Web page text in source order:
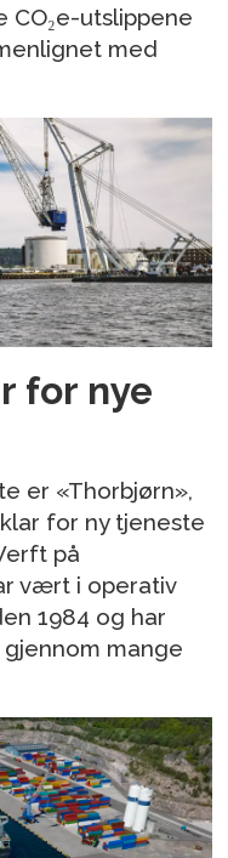
CO₂e-utslippene
med
for nye
er «Thorbjørn»,
for ny tjeneste
på
vært i operativ
1984 og har
mange